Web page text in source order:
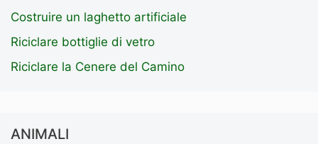
Costruire un laghetto artificiale
Riciclare bottiglie di vetro
Riciclare la Cenere del Camino
ANIMALI